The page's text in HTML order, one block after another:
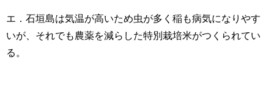
エ．石垣島は気温が高いため虫が多く稲も病気になりやす
いが、それでも農薬を減らした特別栽培米がつくられてい
る。